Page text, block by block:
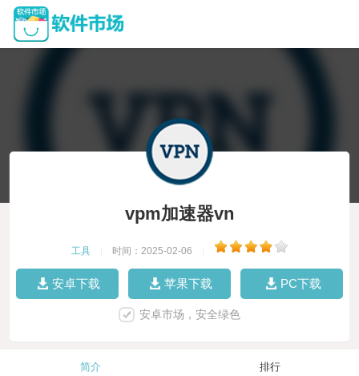
vpm加速器vn
工具 时间：2025-02-06
安卓下载 苹果下载 PC下载
安卓市场，安全绿色
简介 排行